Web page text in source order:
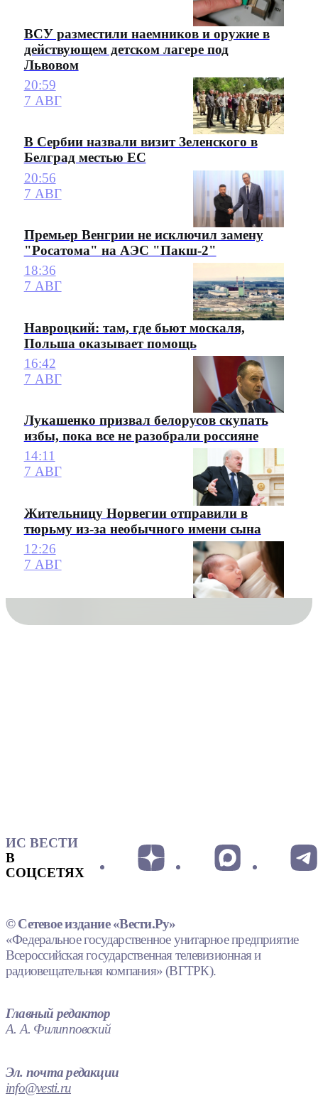
ВСУ разместили наемников и оружие в
действующем детском лагере под
Львовом
20:59
7 АВГ
В Сербии назвали визит Зеленского в
Белград местью ЕС
20:56
7 АВГ
Премьер Венгрии не исключил замену
"Росатома" на АЭС "Пакш-2"
18:36
7 АВГ
Навроцкий: там, где бьют москаля,
Польша оказывает помощь
16:42
7 АВГ
Лукашенко призвал белорусов скупать
избы, пока все не разобрали россияне
14:11
7 АВГ
Жительницу Норвегии отправили в
тюрьму из-за необычного имени сына
12:26
7 АВГ
ИС ВЕСТИ
В
СОЦСЕТЯХ
© Сетевое издание «Вести.Ру»
«Федеральное государственное унитарное предприятие
Всероссийская государственная телевизионная и
радиовещательная компания» (ВГТРК).
Главный редактор
А. А. Филипповский
Эл. почта редакции
info@vesti.ru